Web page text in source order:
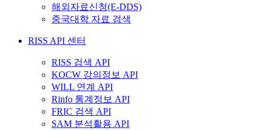
해외자료신청(E-DDS)
중국대학 자료 검색
RISS API 센터
RISS 검색 API
KOCW 강의정보 API
WILL 연계 API
Rinfo 통계정보 API
FRIC 검색 API
SAM 분석활용 API